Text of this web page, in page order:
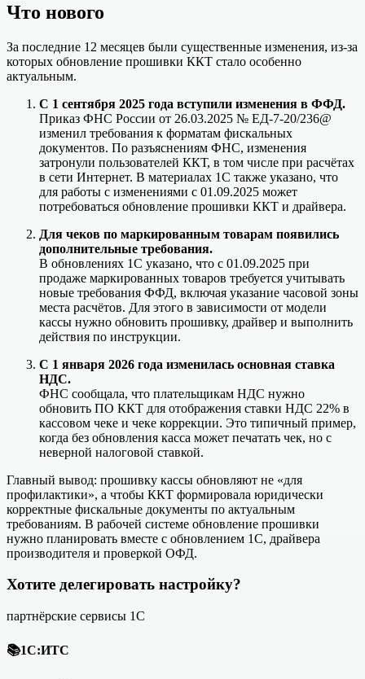
Что нового
За последние 12 месяцев были существенные изменения, из-за
которых обновление прошивки ККТ стало особенно
актуальным.
С 1 сентября 2025 года вступили изменения в ФФД.
Приказ ФНС России от 26.03.2025 № ЕД-7-20/236@
изменил требования к форматам фискальных
документов. По разъяснениям ФНС, изменения
затронули пользователей ККТ, в том числе при расчётах
в сети Интернет. В материалах 1С также указано, что
для работы с изменениями с 01.09.2025 может
потребоваться обновление прошивки ККТ и драйвера.
Для чеков по маркированным товарам появились
дополнительные требования.
В обновлениях 1С указано, что с 01.09.2025 при
продаже маркированных товаров требуется учитывать
новые требования ФФД, включая указание часовой зоны
места расчётов. Для этого в зависимости от модели
кассы нужно обновить прошивку, драйвер и выполнить
действия по инструкции.
С 1 января 2026 года изменилась основная ставка
НДС.
ФНС сообщала, что плательщикам НДС нужно
обновить ПО ККТ для отображения ставки НДС 22% в
кассовом чеке и чеке коррекции. Это типичный пример,
когда без обновления касса может печатать чек, но с
неверной налоговой ставкой.
Главный вывод: прошивку кассы обновляют не «для
профилактики», а чтобы ККТ формировала юридически
корректные фискальные документы по актуальным
требованиям. В рабочей системе обновление прошивки
нужно планировать вместе с обновлением 1С, драйвера
производителя и проверкой ОФД.
Хотите делегировать настройку?
партнёрские сервисы 1С
📚1С:ИТС